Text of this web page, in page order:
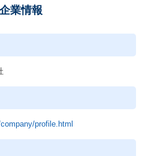
企業情報
profile.html